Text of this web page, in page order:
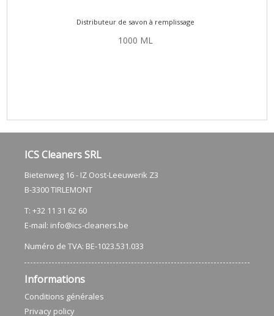
Distributeur de savon à remplissage
1000 ML
ICS Cleaners SRL
Bietenweg 16 - IZ Oost-Leeuwerik Z3
​B-3300 TIRLEMONT
T: +32 11 31 62 60
E-mail: info@ics-cleaners.be
Numéro de TVA: BE-1023.531.033
Informations
Conditions générales
Privacy policy